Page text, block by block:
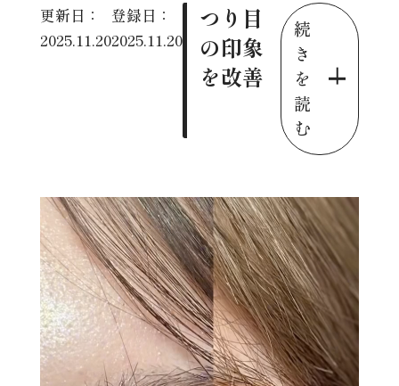
更新日：
2025.11.20
登録日：
2025.11.20
つり目
の印象
を改善
続
き
を
読
む